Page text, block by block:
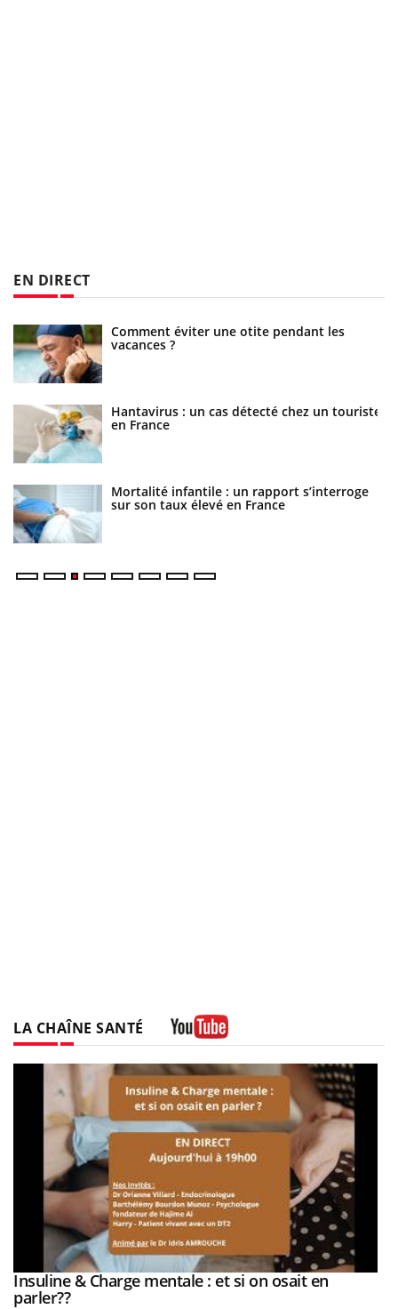
EN DIRECT
Comment éviter une otite pendant les
vacances ?
Hantavirus : un cas détecté chez un touriste
en France
Mortalité infantile : un rapport s’interroge
sur son taux élevé en France
LA CHAÎNE SANTÉ
Youtube
Insuline & Charge mentale : et si on osait en
parler??Youtube